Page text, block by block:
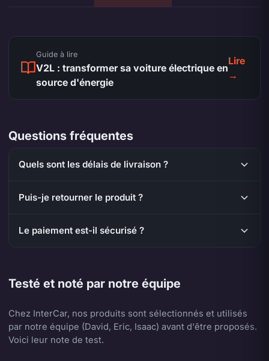
Guide à lire
V2L : transformer sa voiture électrique en
source d'énergie
Lire
→
Questions fréquentes
Quels sont les délais de livraison ?
Puis-je retourner le produit ?
Le paiement est-il sécurisé ?
Testé et noté par notre équipe
Chez InterCar, nos produits sont sélectionnés et utilisés
par notre équipe (David, Eric, Isaac) avant d'être proposés.
Voici leur note de test.